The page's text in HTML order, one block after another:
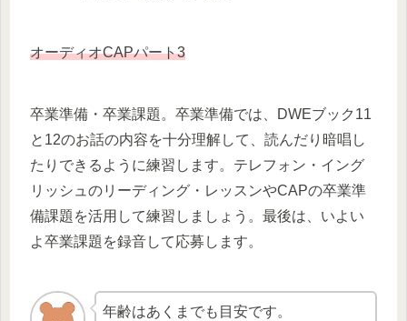
オーディオCAPパート3
卒業準備・卒業課題。卒業準備では、DWEブック11
と12のお話の内容を十分理解して、読んだり暗唱し
たりできるように練習します。テレフォン・イング
リッシュのリーディング・レッスンやCAPの卒業準
備課題を活用して練習しましょう。最後は、いよい
よ卒業課題を録音して応募します。
年齢はあくまでも目安です。